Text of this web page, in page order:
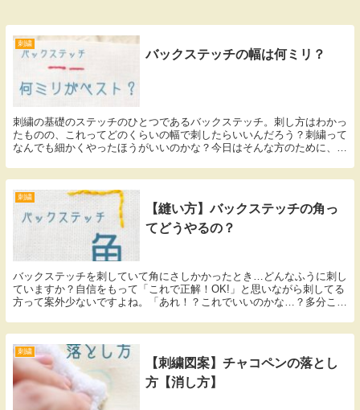
刺繍
バックステッチの幅は何ミリ？
刺繍の基礎のステッチのひとつであるバックステッチ。刺し方はわかっ
たものの、これってどのくらいの幅で刺したらいいんだろう？刺繍って
なんでも細かくやったほうがいいのかな？今日はそんな方のために、ベ
刺繍
【縫い方】バックステッチの角っ
てどうやるの？
バックステッチを刺していて角にさしかかったとき…どんなふうに刺し
ていますか？自信をもって「これで正解！OK!」と思いながら刺してる
方って案外少ないですよね。「あれ！？これでいいのかな…？多分これ
刺繍
【刺繍図案】チャコペンの落とし
方【消し方】